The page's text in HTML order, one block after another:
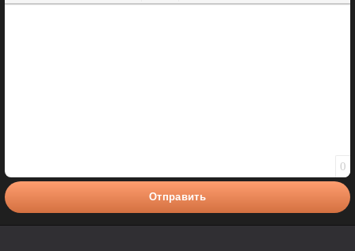
Полужирный
КурсивПодчеркнутый
ЗачеркнутыйВставить смайлик
Вставка цитаты
Вставка спойлера
0
Отправить